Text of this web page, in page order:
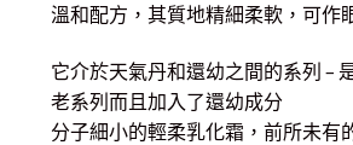
溫和配方，其質地精細柔軟，可作
它介於天氣丹和還幼之間的系列 –
老系列而且加入了還幼成分
分子細小的輕柔乳化霜，前所未有